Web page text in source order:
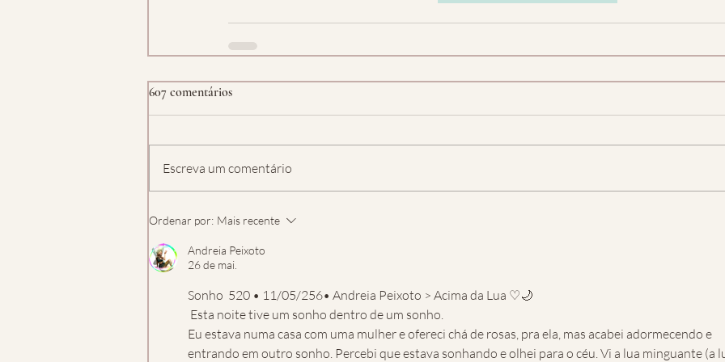
607 comentários
Escreva um comentário
Ordenar por: Mais recente
Andreia Peixoto
26 de mai.
Sonho  520 • 11/05/256• Andreia Peixoto > Acima da Lua ♡🌙
Esta noite tive um sonho dentro de um sonho.
Eu estava numa casa com uma mulher e ofereci chá de rosas, pra ela, mas acabei adormecendo e
entrando em outro sonho. Percebi que estava sonhando e olhei para o céu. Vi a lua minguante (a